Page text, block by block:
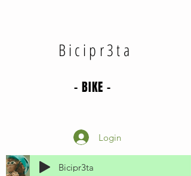
Bicipr3ta
- BIKE -
Login
Bicipr3ta